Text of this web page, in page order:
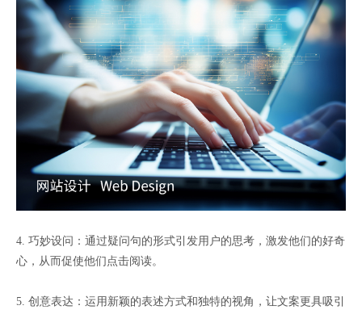
4. 巧妙设问：通过疑问句的形式引发用户的思考，激发他们的好奇
心，从而促使他们点击阅读。
5. 创意表达：运用新颖的表述方式和独特的视角，让文案更具吸引